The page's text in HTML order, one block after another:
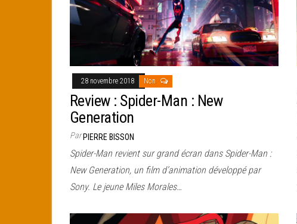
28 novembre 2018 Non
Review : Spider-Man : New
Generation
ParPIERRE BISSON
Spider-Man revient sur grand écran dans Spider-Man :
New Generation, un film d’animation développé par
Sony. Le jeune Miles Morales…